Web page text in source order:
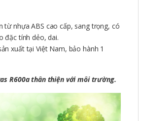
từ nhựa ABS cao cấp, sang trọng, có
đặc tính dẻo, dai.
xuất tại Việt Nam, bảo hành 1
R600a thân thiện với môi trường.